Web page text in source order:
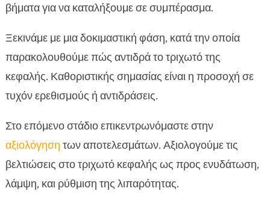
βήματα για να καταλήξουμε σε συμπέρασμα.
Ξεκινάμε με μια δοκιμαστική φάση, κατά την οποία
παρακολουθούμε πώς αντιδρά το τριχωτό της
κεφαλής. Καθοριστικής σημασίας είναι η προσοχή σε
τυχόν ερεθισμούς ή αντιδράσεις.
Στο επόμενο στάδιο επικεντρωνόμαστε στην
αξιολόγηση των αποτελεσμάτων. Αξιολογούμε τις
βελτιώσεις στο τριχωτό κεφαλής ως προς ενυδάτωση,
λάμψη, και ρύθμιση της λιπαρότητας.